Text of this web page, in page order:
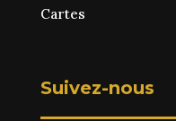
Cartes
Suivez-nous